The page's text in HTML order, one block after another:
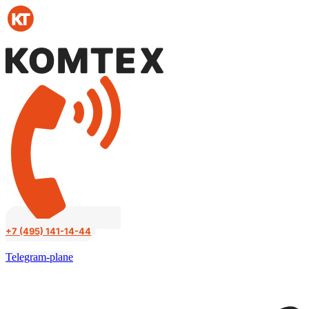
Перейти
к
содержимому
+7 (495) 141-14-44
Telegram-plane